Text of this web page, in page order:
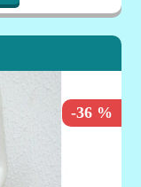
-36 %